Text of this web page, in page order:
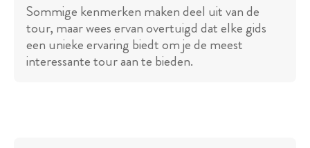
Sommige kenmerken maken deel uit van de
tour, maar wees ervan overtuigd dat elke gids
een unieke ervaring biedt om je de meest
interessante tour aan te bieden.